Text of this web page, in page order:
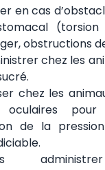
en cas
(torsion
obstructions
chez les
chez les
oculaires
de la